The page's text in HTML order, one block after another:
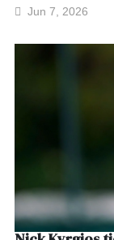
Jun 7, 2026